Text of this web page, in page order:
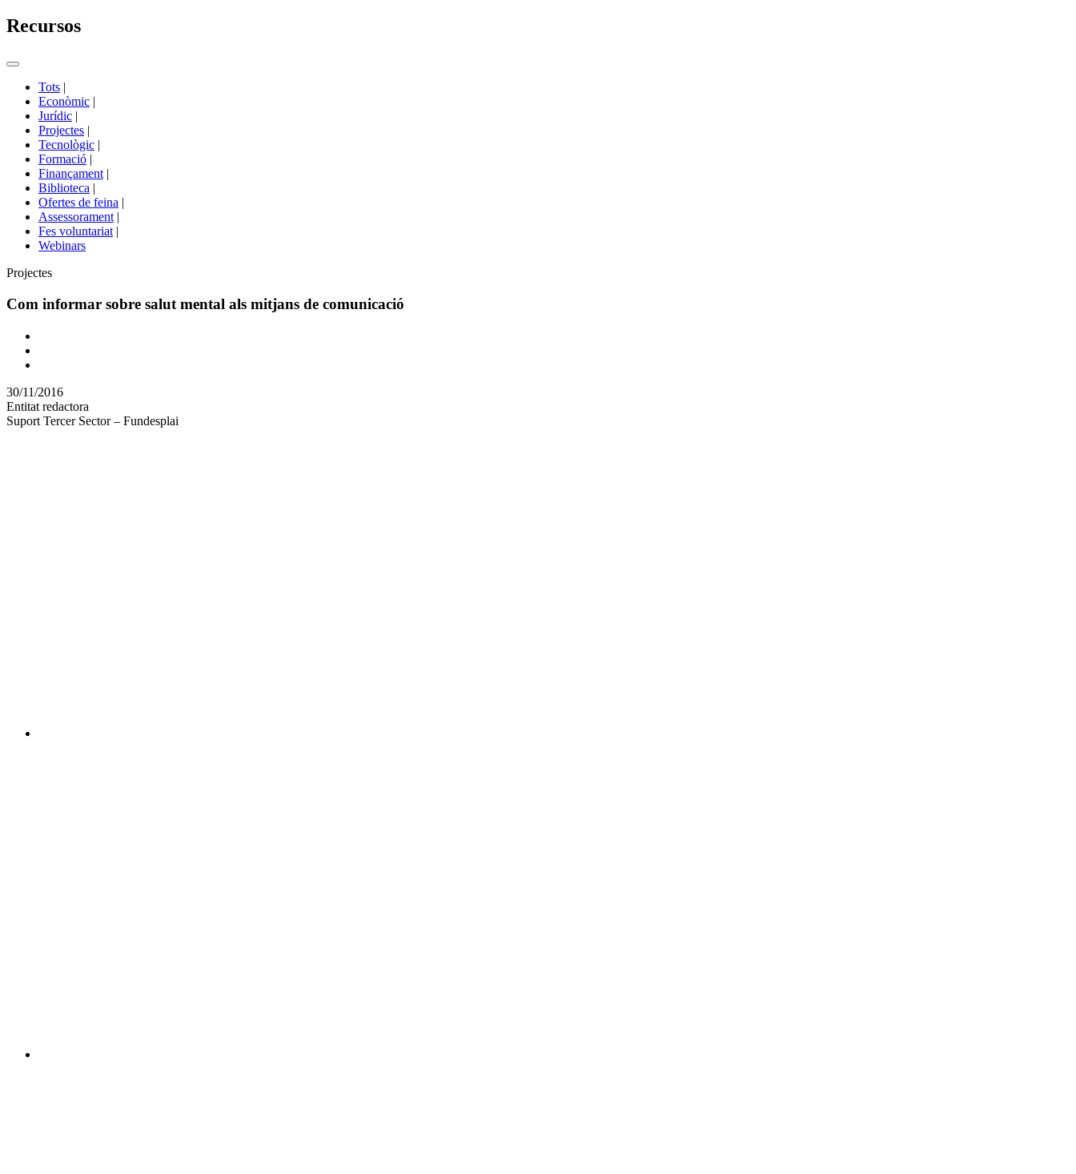
Recursos
Commutador
portals
Tots |
Econòmic |
Jurídic |
Projectes |
Tecnològic |
Formació |
Finançament |
Biblioteca |
Ofertes de feina |
Assessorament |
Fes voluntariat |
Webinars
Àmbit
Projectes
Com informar sobre salut mental als mitjans de comunicació
Comparteix
altres
xarxes
socials
30/11/2016
Entitat redactora
Suport Tercer Sector – Fundesplai